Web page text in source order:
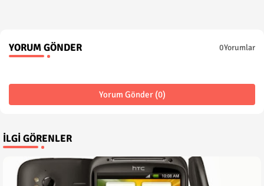
YORUM GÖNDER 0Yorumlar
Yorum Gönder (0)
İLGI GÖRENLER